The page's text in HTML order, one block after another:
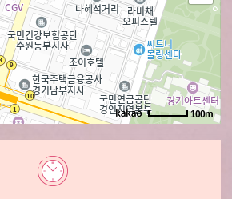
100m
로드뷰 길찾기 지도 크게 보기